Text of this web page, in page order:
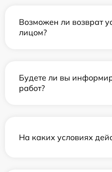
Возможен ли возврат
лицом?
Будете ли вы
работ?
На каких условиях